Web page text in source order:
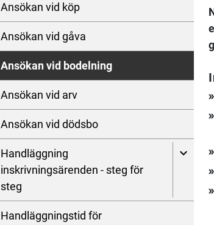
Ansökan vid köp
Ansökan vid gåva
Ansökan vid bodelning
Ansökan vid arv
Ansökan vid dödsbo
Handläggning
inskrivningsärenden - steg för
steg
Handläggningstid för
double_arrow
double_arrow
double_arrow
double_arrow
double_arrow